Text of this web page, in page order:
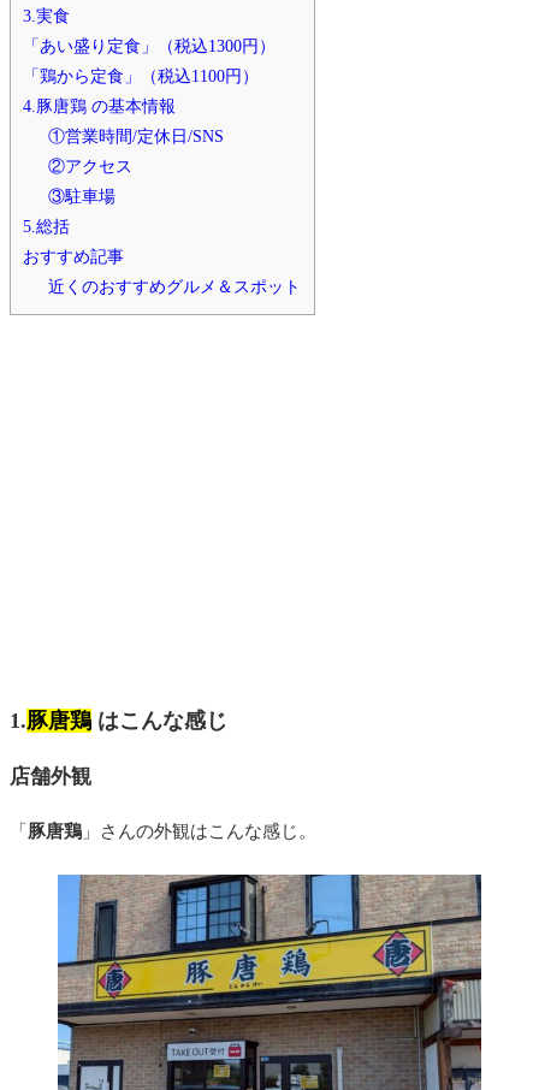
3.実食
「あい盛り定食」（税込1300円）
「鶏から定食」（税込1100円）
4.豚唐鶏 の基本情報
①営業時間/定休日/SNS
②アクセス
③駐車場
5.総括
おすすめ記事
近くのおすすめグルメ＆スポット
1.豚唐鶏 はこんな感じ
店舗外観
「 豚唐鶏 」さんの外観はこんな感じ。